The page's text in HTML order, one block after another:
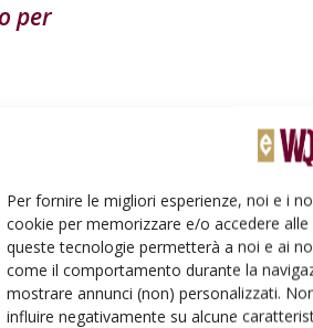
Per fornire le migliori esperienze, noi e i
cookie per memorizzare e/o accedere
queste tecnologie permetterà a noi e ai
come il comportamento durante la
mostrare annunci (non) personalizzati.
influire negativamente su alcune
per